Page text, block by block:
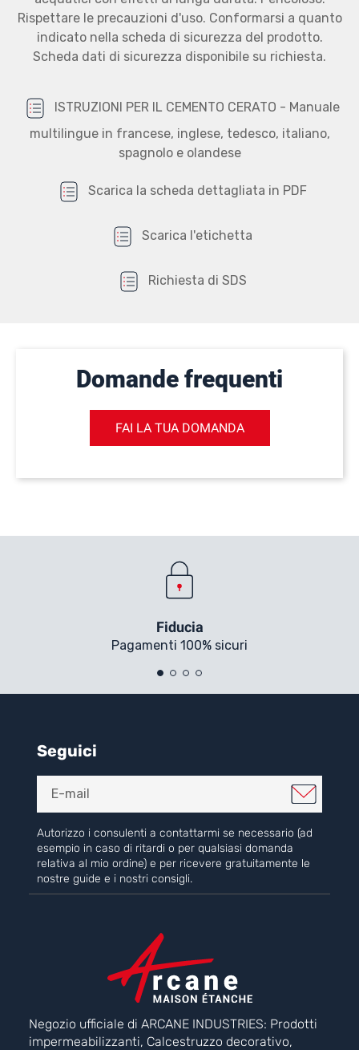
Rispettare le precauzioni d'uso. Conformarsi a quanto
indicato nella scheda di sicurezza del prodotto.
Scheda dati di sicurezza disponibile su richiesta.
ISTRUZIONI PER IL CEMENTO CERATO - Manuale
multilingue in francese, inglese, tedesco, italiano,
spagnolo e olandese
Scarica la scheda dettagliata in PDF
Scarica l'etichetta
Richiesta di SDS
Domande frequenti
FAI LA TUA DOMANDA
Fiducia
Pagamenti 100% sicuri
Seguici
Autorizzo i consulenti a contattarmi se necessario (ad
esempio in caso di ritardi o per qualsiasi domanda
relativa al mio ordine) e per ricevere gratuitamente le
nostre guide e i nostri consigli.
Negozio ufficiale di ARCANE INDUSTRIES: Prodotti
impermeabilizzanti, Calcestruzzo decorativo,